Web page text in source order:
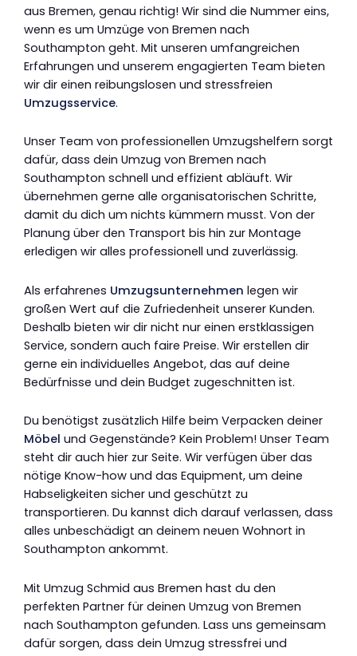
aus Bremen, genau richtig! Wir sind die Nummer eins,
wenn es um Umzüge von Bremen nach
Southampton geht. Mit unseren umfangreichen
Erfahrungen und unserem engagierten Team bieten
wir dir einen reibungslosen und stressfreien
Umzugsservice.
Unser Team von professionellen Umzugshelfern sorgt
dafür, dass dein Umzug von Bremen nach
Southampton schnell und effizient abläuft. Wir
übernehmen gerne alle organisatorischen Schritte,
damit du dich um nichts kümmern musst. Von der
Planung über den Transport bis hin zur Montage
erledigen wir alles professionell und zuverlässig.
Als erfahrenes Umzugsunternehmen legen wir
großen Wert auf die Zufriedenheit unserer Kunden.
Deshalb bieten wir dir nicht nur einen erstklassigen
Service, sondern auch faire Preise. Wir erstellen dir
gerne ein individuelles Angebot, das auf deine
Bedürfnisse und dein Budget zugeschnitten ist.
Du benötigst zusätzlich Hilfe beim Verpacken deiner
Möbel und Gegenstände? Kein Problem! Unser Team
steht dir auch hier zur Seite. Wir verfügen über das
nötige Know-how und das Equipment, um deine
Habseligkeiten sicher und geschützt zu
transportieren. Du kannst dich darauf verlassen, dass
alles unbeschädigt an deinem neuen Wohnort in
Southampton ankommt.
Mit Umzug Schmid aus Bremen hast du den
perfekten Partner für deinen Umzug von Bremen
nach Southampton gefunden. Lass uns gemeinsam
dafür sorgen, dass dein Umzug stressfrei und